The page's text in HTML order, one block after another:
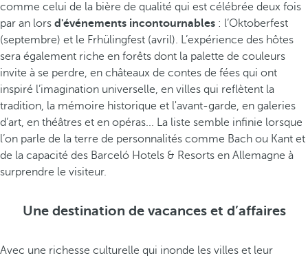
comme celui de la bière de qualité qui est célébrée deux fois
par an lors d'événements incontournables : l’Oktoberfest
(septembre) et le Frhülingfest (avril). L’expérience des hôtes
sera également riche en forêts dont la palette de couleurs
invite à se perdre, en châteaux de contes de fées qui ont
inspiré l’imagination universelle, en villes qui reflètent la
tradition, la mémoire historique et l'avant-garde, en galeries
d’art, en théâtres et en opéras... La liste semble infinie lorsque
l’on parle de la terre de personnalités comme Bach ou Kant et
de la capacité des Barceló Hotels & Resorts en Allemagne à
surprendre le visiteur.
Une destination de vacances et d’affaires
Avec une richesse culturelle qui inonde les villes et leur